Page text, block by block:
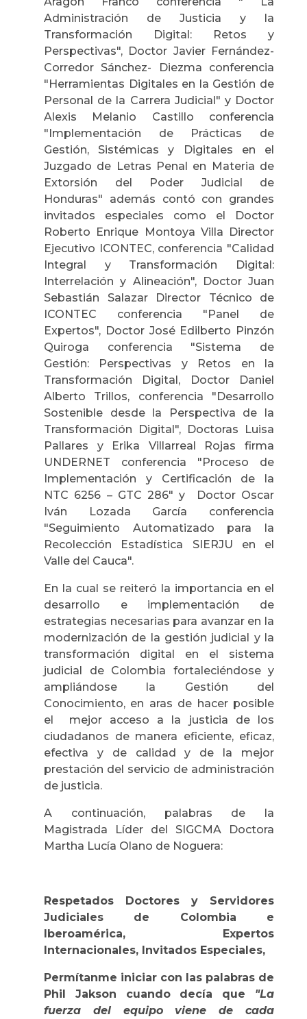
Administración de Justicia y la
Transformación Digital: Retos y
Perspectivas", Doctor Javier Fernández-
Corredor Sánchez- Diezma conferencia
"Herramientas Digitales en la Gestión de
Personal de la Carrera Judicial" y Doctor
Alexis Melanio Castillo conferencia
"Implementación de Prácticas de
Gestión, Sistémicas y Digitales en el
Juzgado de Letras Penal en Materia de
Extorsión del Poder Judicial de
Honduras" además contó con grandes
invitados especiales como el Doctor
Roberto Enrique Montoya Villa Director
Ejecutivo ICONTEC, conferencia "Calidad
Integral y Transformación Digital:
Interrelación y Alineación", Doctor Juan
Sebastián Salazar Director Técnico de
ICONTEC conferencia "Panel de
Expertos", Doctor José Edilberto Pinzón
Quiroga conferencia "Sistema de
Gestión: Perspectivas y Retos en la
Transformación Digital, Doctor Daniel
Alberto Trillos, conferencia "Desarrollo
Sostenible desde la Perspectiva de la
Transformación Digital", Doctoras Luisa
Pallares y Erika Villarreal Rojas firma
UNDERNET conferencia "Proceso de
Implementación y Certificación de la
NTC 6256 – GTC 286" y Doctor Oscar
Iván Lozada García conferencia
"Seguimiento Automatizado para la
Recolección Estadística SIERJU en el
Valle del Cauca".
En la cual se reiteró la importancia en el
desarrollo e implementación de
estrategias necesarias para avanzar en la
modernización de la gestión judicial y la
transformación digital en el sistema
judicial de Colombia fortaleciéndose y
ampliándose la Gestión del
Conocimiento, en aras de hacer posible
el mejor acceso a la justicia de los
ciudadanos de manera eficiente, eficaz,
efectiva y de calidad y de la mejor
prestación del servicio de administración
de justicia.
A continuación, palabras de la
Magistrada Líder del SIGCMA Doctora
Martha Lucía Olano de Noguera:
Respetados Doctores y Servidores
Judiciales de Colombia e
Iberoamérica, Expertos
Internacionales, Invitados Especiales,
Permítanme iniciar con las palabras de
Phil Jakson cuando decía que "La
fuerza del equipo viene de cada